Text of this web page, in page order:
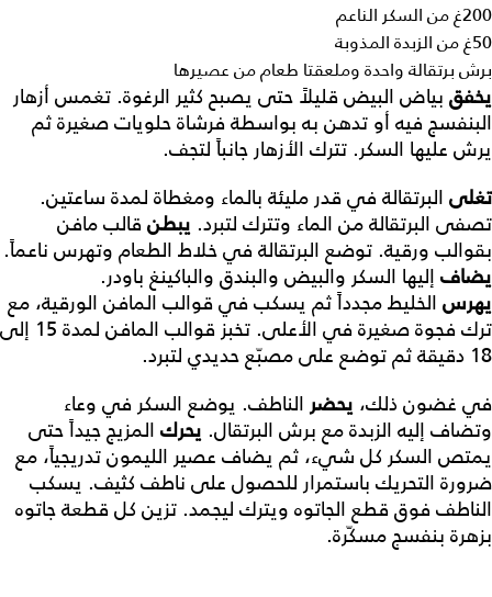
200غ من السكر الناعم
50غ من الزبدة المذوبة
برش برتقالة واحدة وملعقتا طعام من عصيرها
يخفق بياض البيض قليلاً حتى يصبح كثير الرغوة. تغمس أزهار
البنفسج فيه أو تدهن به بواسطة فرشاة حلويات صغيرة ثم
يرش عليها السكر. تترك الأزهار جانباً لتجف.
تغلى البرتقالة في قدر مليئة بالماء ومغطاة لمدة ساعتين.
تصفى البرتقالة من الماء وتترك لتبرد. يبطنقالب مافن
بقوالب ورقية. توضع البرتقالة في خلاط الطعام وتهرس ناعماً.
يضاف إليها السكر والبيض والبندق والباكينغ باودر.
يهرس الخليط مجدداً ثم يسكب في قوالب المافن الورقية، مع
ترك فجوة صغيرة في الأعلى. تخبز قوالب المافن لمدة 15 إلى
18 دقيقة ثم توضع على مصبّع حديدي لتبرد.
في غضون ذلك، يحضرالناطف. يوضع السكر في وعاء
وتضاف إليه الزبدة مع برش البرتقال. يحرك المزيج جيداً حتى
يمتص السكر كل شيء، ثم يضاف عصير الليمون تدريجياً، مع
ضرورة التحريك باستمرار للحصول على ناطف كثيف. يسكب
الناطف فوق قطع الجاتوه ويترك ليجمد. تزين كل قطعة جاتوه
بزهرة بنفسج مسكّرة.